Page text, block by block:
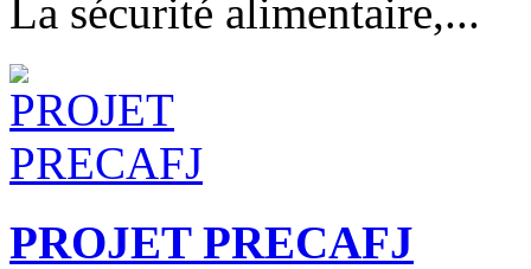
La sécurité alimentaire,...
PROJET PRECAFJ